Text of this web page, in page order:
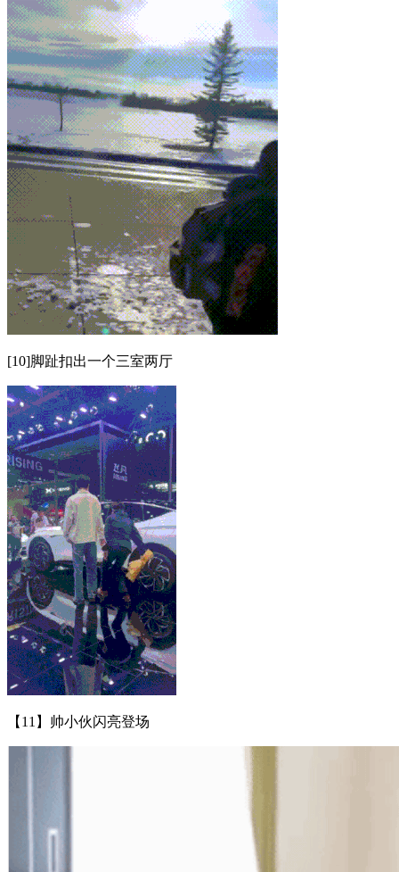
[10]脚趾扣出一个三室两厅
【11】帅小伙闪亮登场